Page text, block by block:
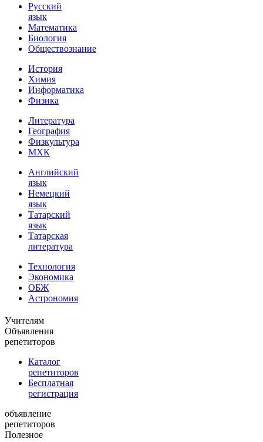
Русский
язык
Математика
Биология
Обществознание
История
Химия
Информатика
Физика
Литература
География
Физкультура
МХК
Английский
язык
Немецкий
язык
Татарский
язык
Татарская
литература
Технология
Экономика
ОБЖ
Астрономия
Учителям
Объявления
репетиторов
Каталог
репетиторов
Бесплатная
регистрация
объявление
репетиторов
Полезное